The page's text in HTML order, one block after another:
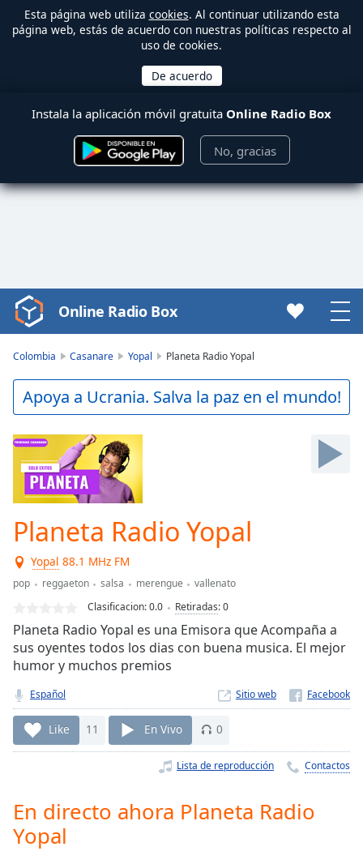
Esta página web utiliza cookies. Al continuar utilizando esta
página web, estás de acuerdo con nuestras políticas respecto al
uso de cookies.
Instala la aplicación móvil gratuita Online Radio Box
No, gracias
Video
Player
Play
Video
Skip
Skip
Forward
Mute
Current
Time 0:00
Duration-:-
Loaded:
Stream
TypeLIVE
Seek to
currently
behind
liveLIVE
Remaining
Time-
Playback
Rate
Online Radio Box
Colombia Casanare Yopal Planeta Radio Yopal
Apoya a Ucrania. Salva la paz en el mundo!
Planeta Radio Yopal
Yopal 88.1 MHz FM
pop reggaeton salsa merengue
vallenato
Clasificacion:0.0 Retiradas:0
Planeta Radio Yopal es una Emisora que Acompaña a
sus oyentes todos los dias con buena musica. El mejor
humor y muchos premios
Español Sitio web
Like 11 En Vivo 0
Lista de reproducción Contactos
En directo ahora Planeta Radio
Yopal